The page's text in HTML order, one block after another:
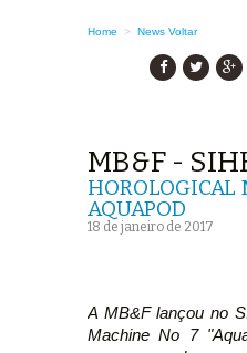
Home > News Voltar
MB&F -
HOROLOGICAL
AQUAPOD
18 de janeiro de 2017
A MB&F lançou no
Machine No 7